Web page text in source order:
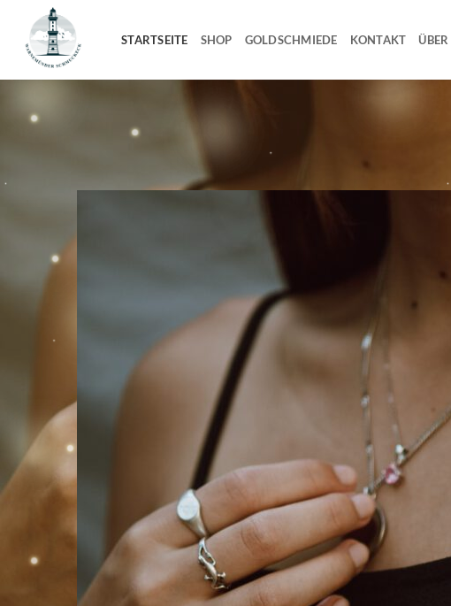
Inhalt
springen
STARTSEITE SHOP GOLDSCHMIEDE KONTAKT